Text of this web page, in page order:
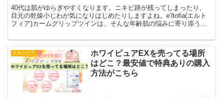
40代は肌がゆらぎやすくなります。ニキビ跡が残ってしまったり、
目元の乾燥小じわが気になりはじめたりしますよね。e’ltofia(エルト
フィア)カームグリップツインは、そんな年齢肌の悩みに寄り添う洗
スキンケア
ホワイピュアEXを売ってる場所
はどこ？最安値で特典ありの購入
方法がこちら